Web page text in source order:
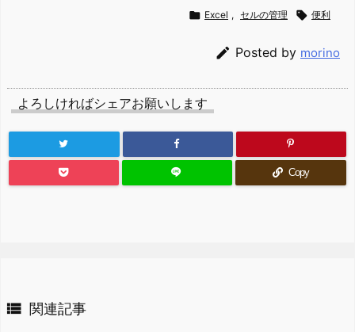
 Excel , セルの管理  便利
 Posted by morino
よろしければシェアお願いします
Copy
 関連記事